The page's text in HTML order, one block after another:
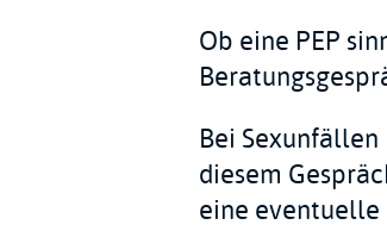
Ob eine PEP
Bei
diesem
eine eventuelle